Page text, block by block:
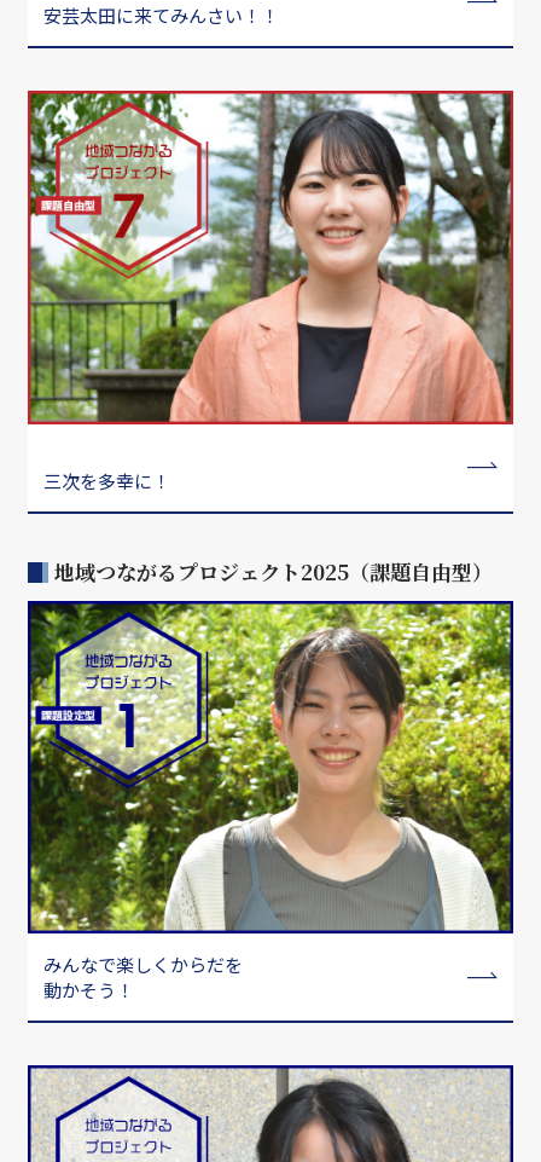
安芸太田に来てみんさい！！
三次を多幸に！
地域つながるプロジェクト2025（課題自由型）
みんなで楽しくからだを
動かそう！